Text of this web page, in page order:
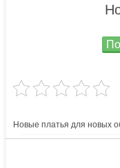
Новые платья для новых